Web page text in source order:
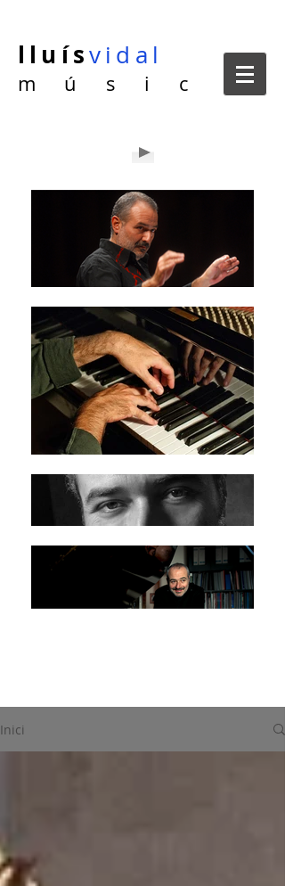
lluísvidal
m ú s i c
Inici